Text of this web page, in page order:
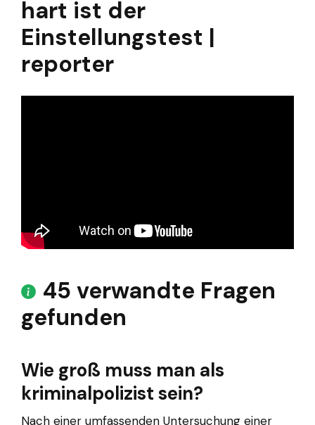
hart ist der
Einstellungstest |
reporter
45 verwandte Fragen
gefunden
Wie groß muss man als
kriminalpolizist sein?
Nach einer umfassenden Untersuchung einer